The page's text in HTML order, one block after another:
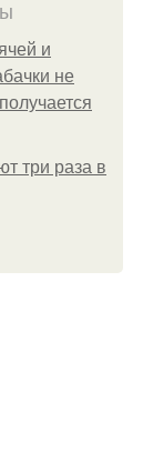
и
не
три раза в